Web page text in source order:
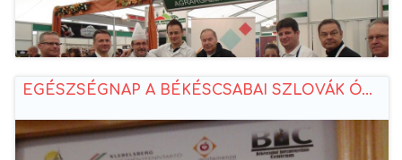
EGÉSZSÉGNAP A BÉKÉSCSABAI SZLOVÁK Ó...